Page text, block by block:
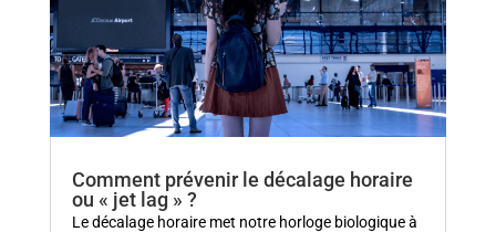
Comment prévenir le décalage horaire
ou « jet lag » ?
Le décalage horaire met notre horloge biologique à